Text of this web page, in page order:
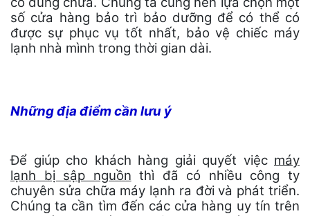
số cửa hàng bảo trì bảo dưỡng để có thể có
được sự phục vụ tốt nhất, bảo vệ chiếc máy
lạnh nhà mình trong thời gian dài.
Những địa điểm cần lưu ý
Để giúp cho khách hàng giải quyết việc máy
lạnh bị sập nguồn thì đã có nhiều công ty
chuyên sửa chữa máy lạnh ra đời và phát triển.
Chúng ta cần tìm đến các cửa hàng uy tín trên